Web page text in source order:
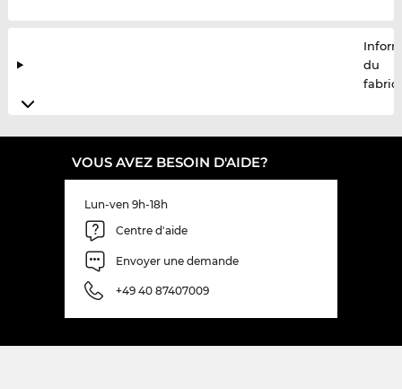
du
VOUS AVEZ BESOIN D'AIDE?
Lun-ven 9h-18h
Centre d'aide
Envoyer une demande
+49 40 87407009